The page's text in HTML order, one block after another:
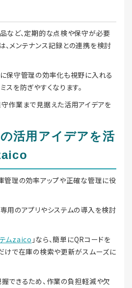
など、定期的な点検や保守が必要
メンテナンス記録との連携を検討
保守管理の効率化も視野に入れる
スを防ぎやすくなります。
作業まで見据えた活用アイデアを
活用アイデアを活
管理の効率アップや正確な管理に役
用のアプリやシステムの導入を検討
ムzaico 」なら、簡単にQRコードを
けで在庫の検索や更新がスムーズに
できるため、作業の負担軽減や欠